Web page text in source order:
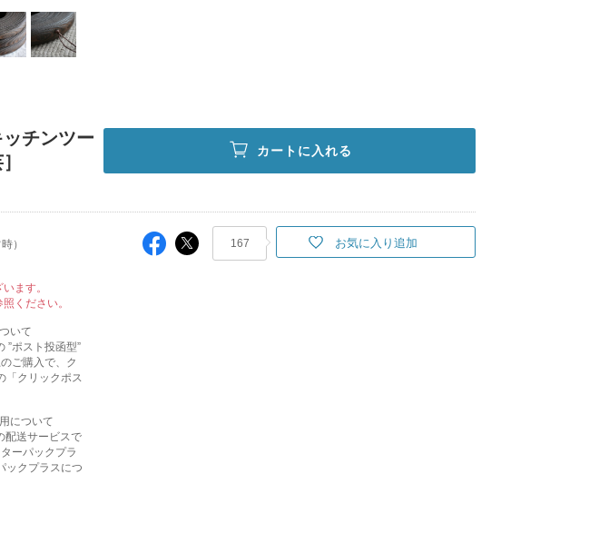
チンツー
カートに入れる
）
ます。
ください。
いて
”ポスト投函型”
ご購入で、ク
クリックポス
について
配送サービスで
ーパックプラ
クプラスにつ
167 お気に入り追加